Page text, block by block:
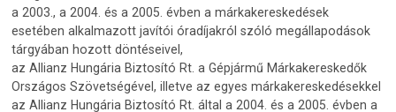
a 2003., a 2004. és a 2005. évben a márkakereskedések
esetében alkalmazott javítói óradíjakról szóló megállapodások
tárgyában hozott döntéseivel,
az Allianz Hungária Biztosító Rt. a Gépjármű Márkakereskedők
Országos Szövetségével, illetve az egyes márkakereskedésekkel
az Allianz Hungária Biztosító Rt. által a 2004. és a 2005. évben a